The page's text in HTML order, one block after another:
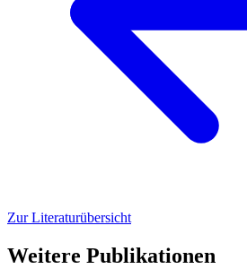
Zur Literaturübersicht
Weitere Publikationen